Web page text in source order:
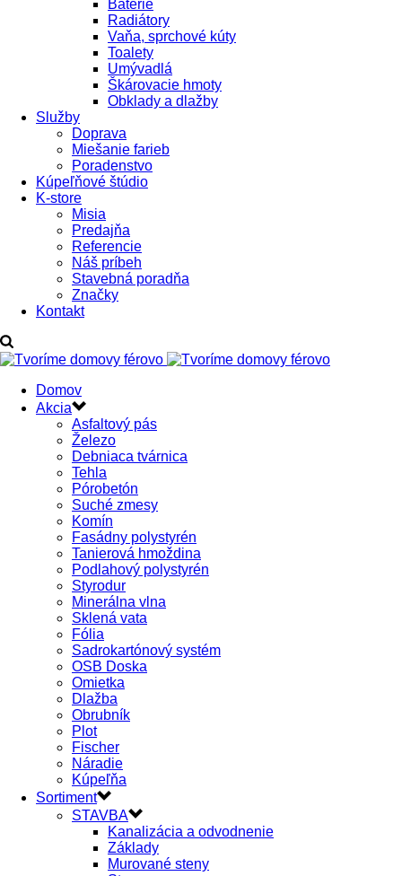
Batérie
Radiátory
Vaňa, sprchové kúty
Toalety
Umývadlá
Škárovacie hmoty
Obklady a dlažby
Služby
Doprava
Miešanie farieb
Poradenstvo
Kúpeľňové štúdio
K-store
Misia
Predajňa
Referencie
Náš príbeh
Stavebná poradňa
Značky
Kontakt
Domov
Akcia
Asfaltový pás
Železo
Debniaca tvárnica
Tehla
Pórobetón
Suché zmesy
Komín
Fasádny polystyrén
Tanierová hmoždina
Podlahový polystyrén
Styrodur
Minerálna vlna
Sklená vata
Fólia
Sadrokartónový systém
OSB Doska
Omietka
Dlažba
Obrubník
Plot
Fischer
Náradie
Kúpeľňa
Sortiment
STAVBA
Kanalizácia a odvodnenie
Základy
Murované steny